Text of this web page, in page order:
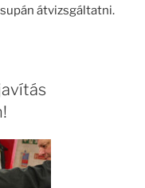
átvizsgáltatni.